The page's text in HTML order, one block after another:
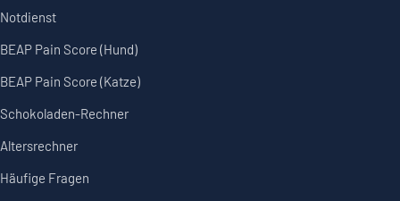
Notdienst
BEAP Pain Score (Hund)
BEAP Pain Score (Katze)
Schokoladen-Rechner
Altersrechner
Häufige Fragen